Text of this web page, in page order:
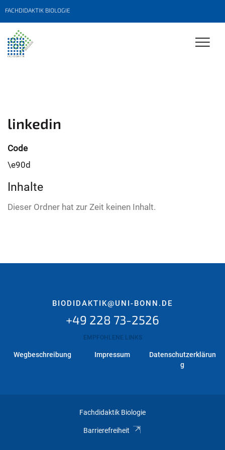
FACHDIDAKTIK BIOLOGIE
linkedin
Code
\e90d
Inhalte
Dieser Ordner hat zur Zeit keinen Inhalt.
BIODIDAKTIK@UNI-BONN.DE
+49 228 73-2526
EMPFOHLENE LINKS
Wegbeschreibung Impressum
Datenschutzerklärun
g
Fachdidaktik Biologie
Barrierefreiheit